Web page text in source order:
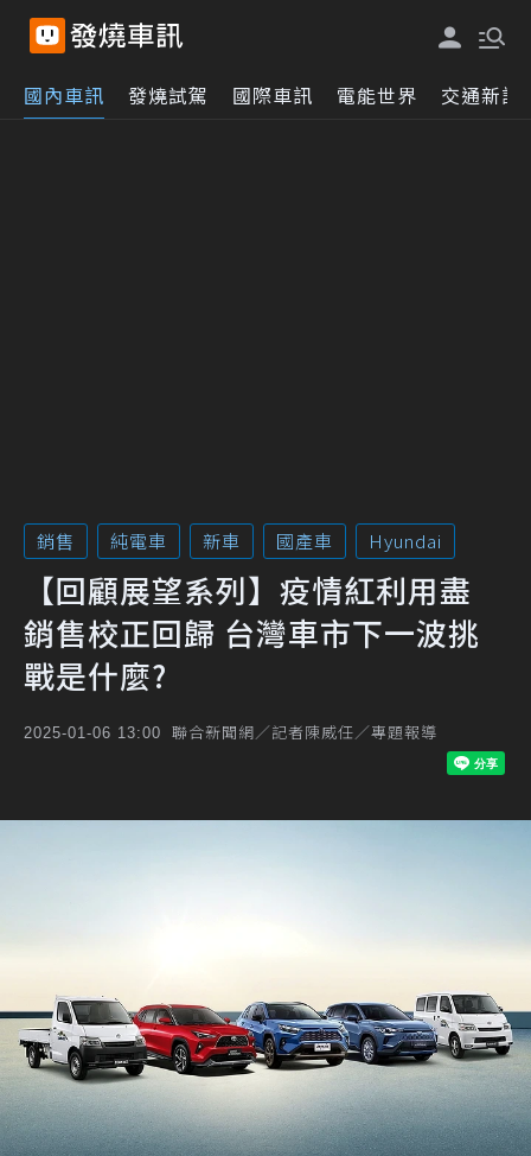
國內車訊 發燒試駕 國際車訊 電能世界 交通新訊
銷售 純電車 新車 國產車 Hyundai
【回顧展望系列】疫情紅利用盡
銷售校正回歸 台灣車市下一波挑
戰是什麼?
2025-01-06 13:00 聯合新聞網／記者陳威任／專題報導